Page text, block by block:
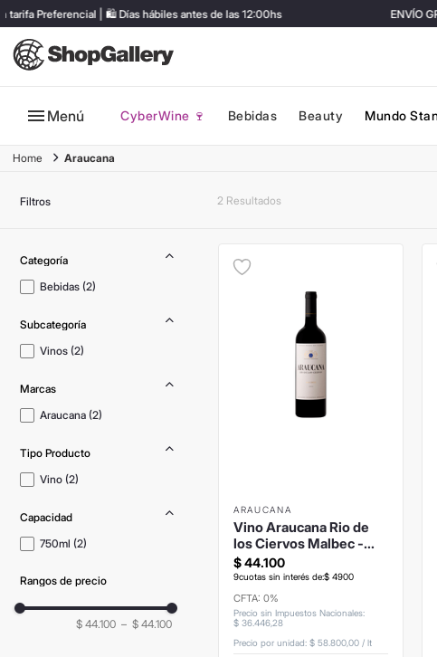
Preferencial | 🛍️ Días hábiles antes de las 12:00hs ENVÍO
Menú CyberWine 🍷 Bebidas Beauty Mundo
Araucana
Filtros 2
Bebidas (2)
Vinos (2)
Marcas
Araucana (2)
Tipo Producto
Vino (2)
Capacidad
750ml (2)
Rangos de precio
$ 44.100 – $ 44.100
ARAUCANA
Vino Araucana Rio de
los Ciervos Malbec -
750ml
$44.100
9cuotas sin interés de:$ 4900
CFTA: 0%
Precio sin Impuestos Nacionales:
$ 36.446,28
Precio por unidad: $ 58.800,00/ lt